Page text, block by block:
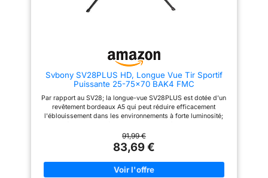
facile à régler; se
lors de l'observation de
la faune dans des
environnements froids
vision après le réglage de la
cible; un pare-soleil rétractable
livrée avec un trépied de
intérieur avec une stabilité de
base; si vous êtes un amateur
d’utiliser un trépied Adaptateur
universel pour smartphone: la
longue vue puissante est livrée
permet de prendre des photos
partager avec des amis; prend
Svbony SV28PLUS HD, Longue Vue Tir Sportif
Puissante 25-75x70 BAK4 FMC
Par rapport au SV28; la longue-vue SV28PLUS est dotée d'un
revêtement bordeaux A5 qui peut réduire efficacement
l'éblouissement dans les environnements à forte luminosité;
restauration des couleurs; le support de téléphone portable
amélioré peut viser la cible plus rapidement; l'oculaire
amovible permet aux utilisateurs de choisir différents
grossissements ou types d'oculaires en fonction de besoins
spécifiques Grossissement variable de 25x à 75x et système
91,99 €
83,69 €